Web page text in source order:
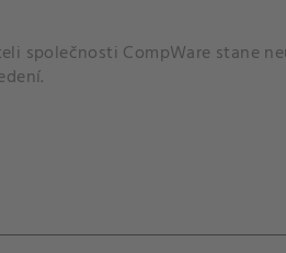
společnosti CompWare stane